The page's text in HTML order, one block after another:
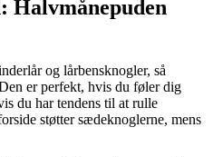
Halvmånepuden
og lårbensknogler, så
er perfekt, hvis du føler dig
du har tendens til at rulle
støtter sædeknoglerne, mens